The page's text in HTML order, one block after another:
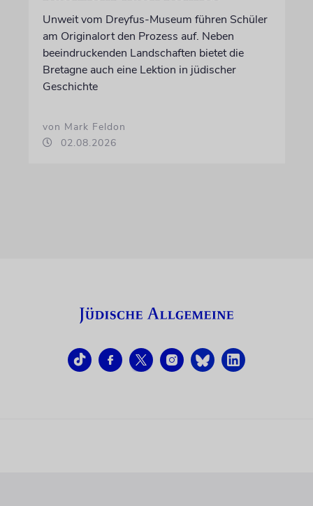
Unweit vom Dreyfus-Museum führen Schüler
am Originalort den Prozess auf. Neben
beeindruckenden Landschaften bietet die
Bretagne auch eine Lektion in jüdischer
Geschichte
von Mark Feldon
02.08.2026